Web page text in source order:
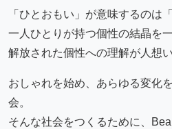
「ひとおもい」が意味するのは
一人ひとりが持つ個性の結晶を
解放された個性への理解が人想い
おしゃれを始め、あらゆる変化
会。
そんな社会をつくるために、